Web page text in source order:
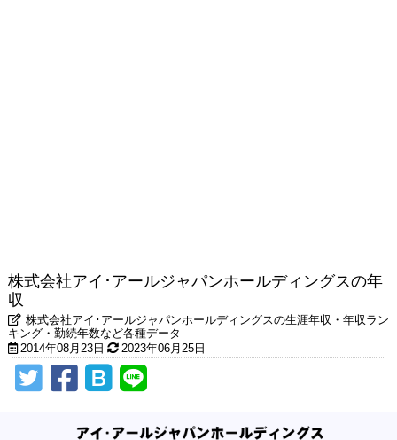
株式会社アイ･アールジャパンホールディングスの年
収
株式会社アイ･アールジャパンホールディングスの生涯年収・年収ラン
キング・勤続年数など各種データ
2014年08月23日
2023年06月25日